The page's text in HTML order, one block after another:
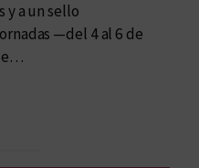
y a un sello
—del 4 al 6 de